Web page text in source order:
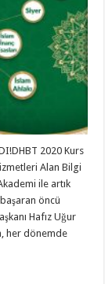
2020 Kurs
Alan Bilgi
ile artık
öncü
Hafız Uğur
her dönemde